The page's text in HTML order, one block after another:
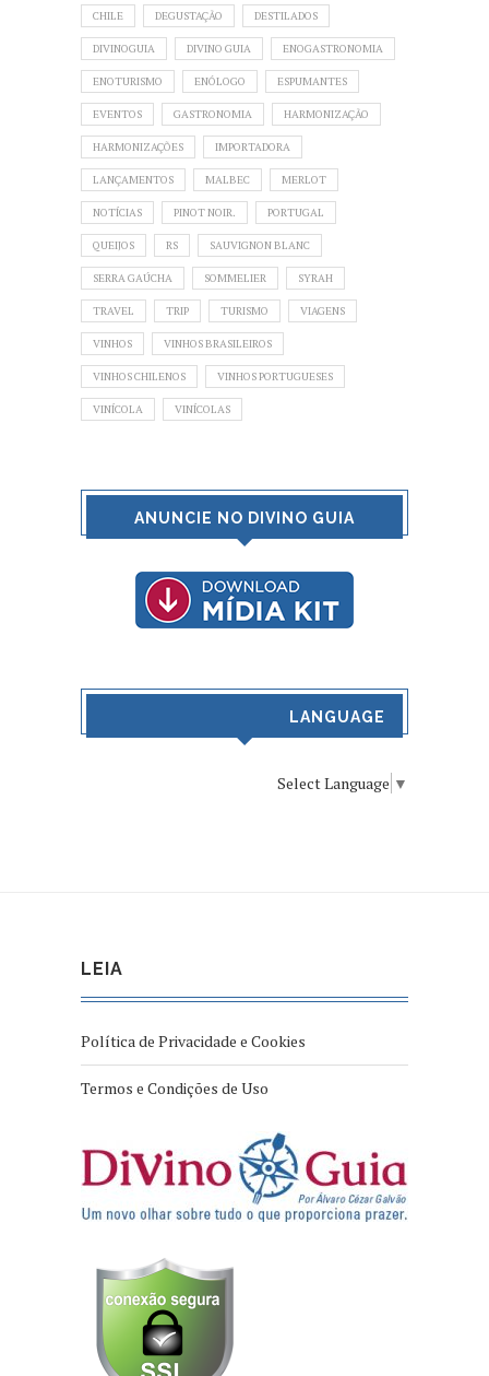
CHILE DEGUSTAÇÃO DESTILADOS
DIVINOGUIA DIVINO GUIA ENOGASTRONOMIA
ENOTURISMO ENÓLOGO ESPUMANTES
EVENTOS GASTRONOMIA HARMONIZAÇÃO
HARMONIZAÇÕES IMPORTADORA
LANÇAMENTOS MALBEC MERLOT
NOTÍCIAS PINOT NOIR. PORTUGAL
QUEIJOS RS SAUVIGNON BLANC
SERRA GAÚCHA SOMMELIER SYRAH
TRAVEL TRIP TURISMO VIAGENS
VINHOS VINHOS BRASILEIROS
VINHOS CHILENOS VINHOS PORTUGUESES
VINÍCOLA VINÍCOLAS
ANUNCIE NO DIVINO GUIA
LANGUAGE
Select Language ▼
LEIA
Política de Privacidade e Cookies
Termos e Condições de Uso